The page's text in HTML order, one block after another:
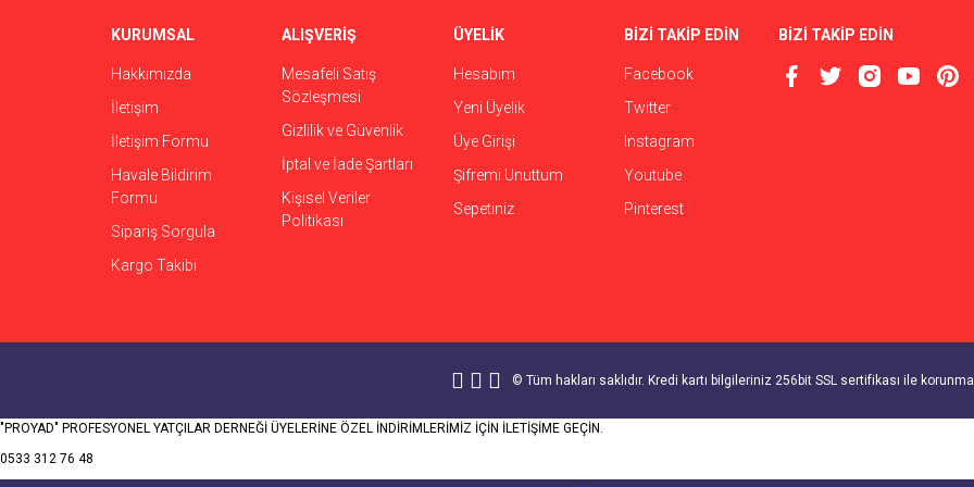
KURUMSAL
Hakkımızda
İletişim
İletişim Formu
Havale Bildirim
Formu
Sipariş Sorgula
Kargo Takibi
ALIŞVERİŞ
Mesafeli Satış
Sözleşmesi
Gizlilik ve Güvenlik
İptal ve İade Şartları
Kişisel Veriler
Politikası
ÜYELİK
Hesabım
Yeni Üyelik
Üye Girişi
Şifremi Unuttum
Sepetiniz
BİZİ TAKİP EDİN
Facebook
Twitter
Instagram
Youtube
Pinterest
BİZİ TAKİP EDİN
© Tüm hakları saklıdır. Kredi kartı bilgileriniz 256bit SSL sertifikası ile
"PROYAD" PROFESYONEL YATÇILAR DERNEĞİ ÜYELERİNE ÖZEL İNDİRİMLERİMİZ İÇİN İLETİŞİME GEÇİN.
0533 312 76 48